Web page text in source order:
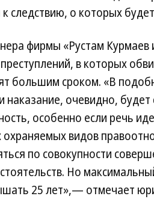
следствию, о которых
фирмы «Рустам
в которых
большим сроком. «В
наказание, очевидно,
особенно если речь
видов
по совокупности
Но
25 лет»,— отмечает